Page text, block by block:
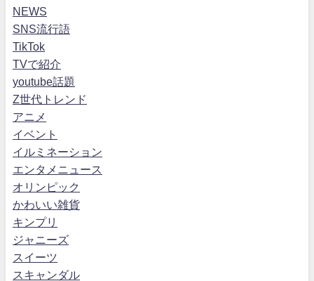
NEWS
SNS流行語
TikTok
TVで紹介
youtube話題
Z世代トレンド
アニメ
イベント
イルミネーション
エンタメニュース
オリンピック
かわいい雑貨
キンプリ
ジャニーズ
スイーツ
スキャンダル